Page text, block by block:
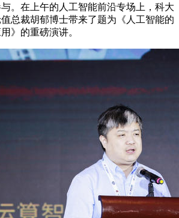
。在上午的人工智能前沿专场上，科大
总裁胡郁博士带来了题为《人工智能的
》的重磅演讲。